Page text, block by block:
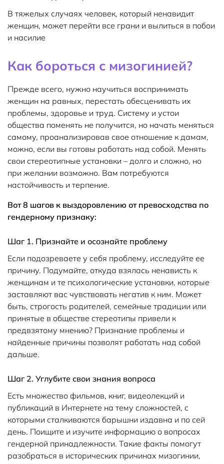
В тяжелых случаях человек, который ненавидит
женщин, может перейти все грани и вылиться в побои
и насилие
Как бороться с мизогинией?
Прежде всего, нужно научиться воспринимать
женщин на равных, перестать обесценивать их
проблемы, здоровье и труд. Систему и устои
общества поменять не получится, но начать меняться
самому, проанализировав свое отношение к дамам,
можно, если вы готовы работать над собой. Менять
свои стереотипные установки – долго и сложно, но
при желании возможно. Вам потребуются
настойчивость и терпение.
Вот 8 шагов к выздоровлению от превосходства по
гендерному признаку:
Шаг 1. Признайте и осознайте проблему
Если подозреваете у себя проблему, исследуйте ее
причину. Подумайте, откуда взялась ненависть к
женщинам и те психологические установки, которые
заставляют вас чувствовать негатив к ним. Может
быть, строгость родителей, семейные традиции или
принятые в обществе стереотипы привели к
предвзятому мнению? Признание проблемы и
найденные причины позволят работать над собой
дальше.
Шаг 2. Углубите свои знания вопроса
Есть множество фильмов, книг, видеолекций и
публикаций в Интернете на тему сложностей, с
которыми сталкиваются барышни издавна и по сей
день. Поищите и изучите информацию о вопросах
гендерной принадлежности. Такие факты помогут
разобраться в исторических причинах мизогинии,